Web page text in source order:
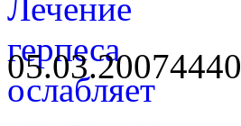
05.03.20074440